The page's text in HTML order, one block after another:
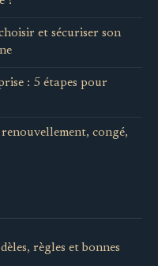
et sécuriser son
: 5 étapes pour
congé,
règles et bonnes